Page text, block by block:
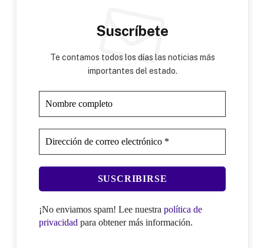
Suscríbete
Te contamos todos los días las noticias más
importantes del estado.
¡No enviamos spam! Lee nuestra política de
privacidad para obtener más información.